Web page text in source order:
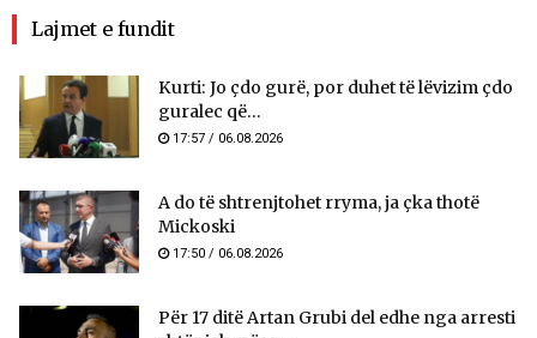
Lajmet e fundit
Kurti: Jo çdo gurë, por duhet të lëvizim çdo
guralec që...
17:57 / 06.08.2026
A do të shtrenjtohet rryma, ja çka thotë
Mickoski
17:50 / 06.08.2026
Për 17 ditë Artan Grubi del edhe nga arresti